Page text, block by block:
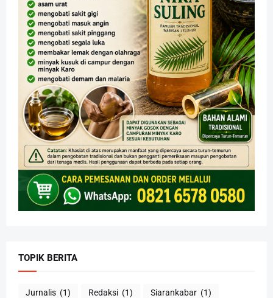
TOPIK BERITA
Jurnalis (1) Redaksi (1) Siarankabar (1)